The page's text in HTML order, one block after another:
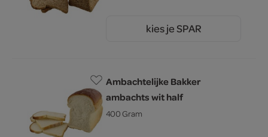
kies je SPAR
Ambachtelijke Bakker
ambachts wit half
400 Gram